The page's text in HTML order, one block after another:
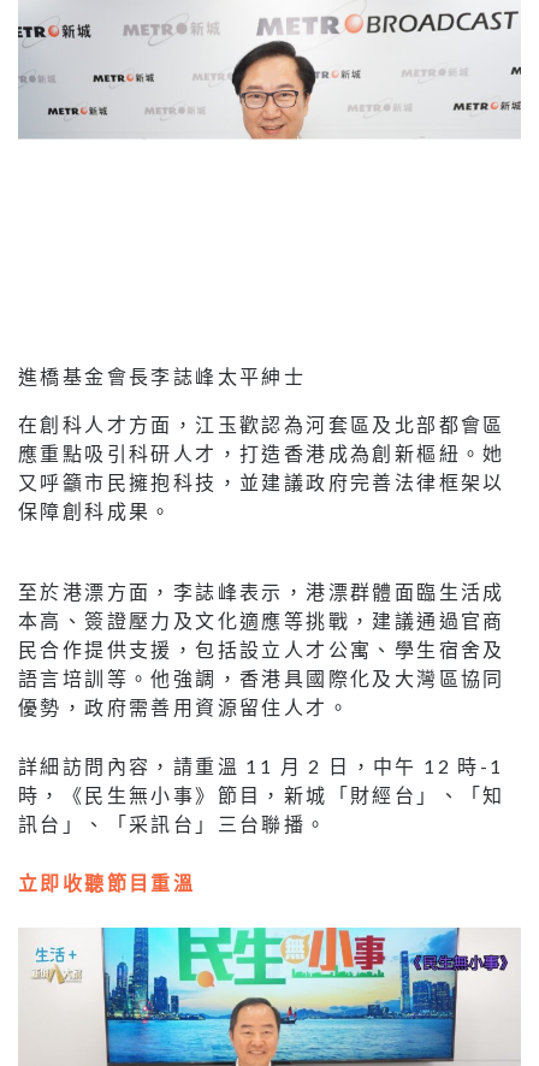
進橋基金會長李誌峰太平紳士
在創科人才方面，江玉歡認為河套區及北部都會區
應重點吸引科研人才，打造香港成為創新樞紐。她
又呼籲市民擁抱科技，並建議政府完善法律框架以
保障創科成果。
至於港漂方面，李誌峰表示，港漂群體面臨生活成
本高、簽證壓力及文化適應等挑戰，建議通過官商
民合作提供支援，包括設立人才公寓、學生宿舍及
語言培訓等。他強調，香港具國際化及大灣區協同
優勢，政府需善用資源留住人才。
詳細訪問內容，請重溫 11 月 2 日，中午 12 時-1
時，《民生無小事》節目，新城「財經台」、「知
訊台」、「采訊台」三台聯播。
立即收聽節目重溫